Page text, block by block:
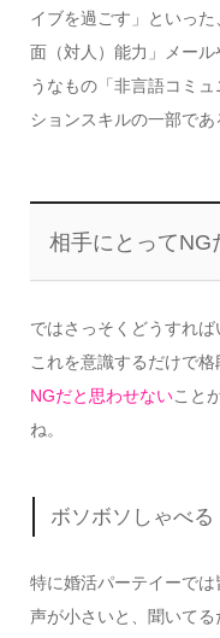
イブを過ごす」といっ
面（対人）能力」メー
うなもの「非言語コミ
ションスキルの一部で
相手にとってNG
ではさっそくどうすれば
これを意識するだけで
NGだと思わせないこと
ね。
ボソボソしゃべる
特に婚活パーテイーでは
声が小さいと、聞いて